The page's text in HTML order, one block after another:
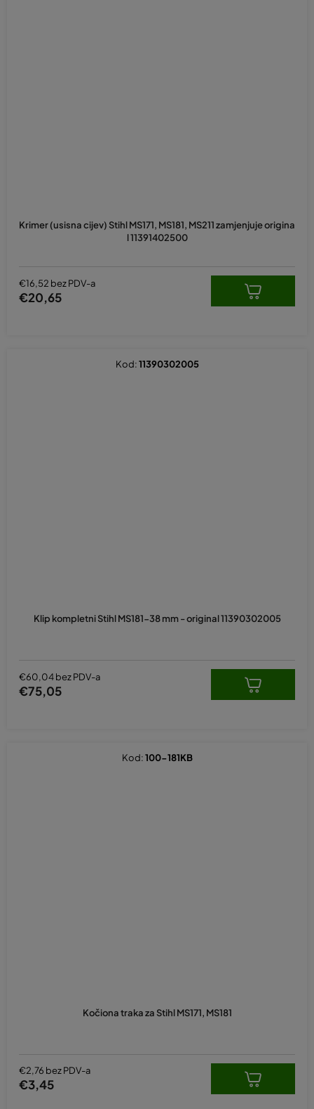
Krimer (usisna cijev) Stihl MS171, MS181, MS211 zamjenjuje origina
l 11391402500
€16,52 bez PDV-a
€20,65
Klip kompletni Stihl MS181-38 mm - original 11390302005
€60,04 bez PDV-a
€75,05
Kod:11390302005
Kočiona traka za Stihl MS171, MS181
€2,76 bez PDV-a
€3,45
Kod:100-181KB